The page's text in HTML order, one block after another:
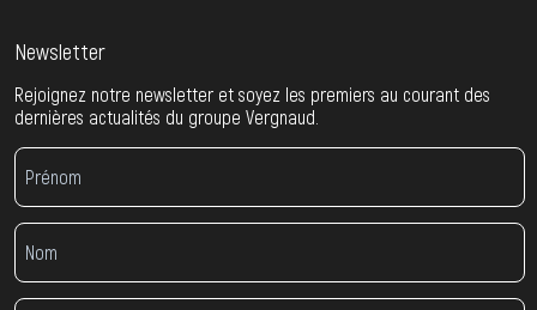
Newsletter
Rejoignez notre newsletter et soyez les premiers au courant des
dernières actualités du groupe Vergnaud.